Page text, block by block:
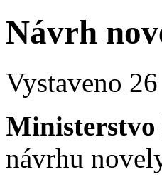
Návrh
Vystaveno
Ministerstvo
návrhu